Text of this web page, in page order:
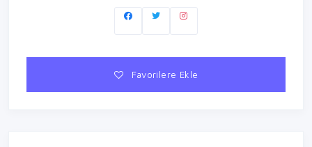
Favorilere Ekle